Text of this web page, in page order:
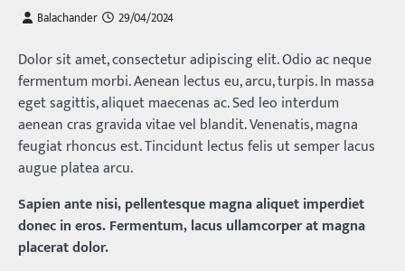
Balachander 29/04/2024
Dolor sit amet, consectetur adipiscing elit. Odio ac neque
fermentum morbi. Aenean lectus eu, arcu, turpis. In massa
eget sagittis, aliquet maecenas ac. Sed leo interdum
aenean cras gravida vitae vel blandit. Venenatis, magna
feugiat rhoncus est. Tincidunt lectus felis ut semper lacus
augue platea arcu.
Sapien ante nisi, pellentesque magna aliquet imperdiet
donec in eros. Fermentum, lacus ullamcorper at magna
placerat dolor.